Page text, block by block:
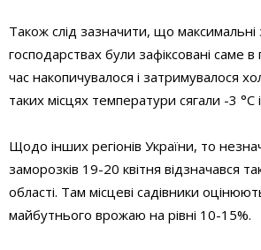
Також слід зазначити, що максимальні
господарствах були зафіксовані саме в
час накопичувалося і затримувалося
таких місцях температури сягали -3 °С
Щодо інших регіонів України, то
заморозків 19-20 квітня відзначався
області. Там місцеві садівники
майбутнього врожаю на рівні 10-15%.